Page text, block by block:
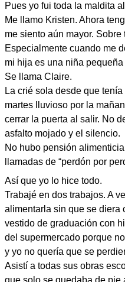
Pues yo fui toda la maldita
Me llamo Kristen. Ahora
me siento aún mayor.
Especialmente cuando me
mi hija es una niña
Se llama Claire.
La crié sola desde que
martes lluvioso por la
cerrar la puerta al salir. No
asfalto mojado y el silencio.
No hubo pensión
llamadas de “perdón por
Así que yo lo hice todo.
Trabajé en dos trabajos. A
alimentarla sin que se diera
vestido de graduación con
del supermercado porque
y yo no quería que se
Asistí a todas sus obras
que solo se quedaba de pie